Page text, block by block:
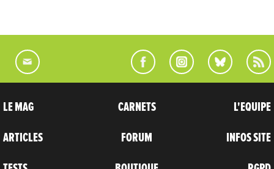
LE MAG
ARTICLES
CARNETS
FORUM
L'EQUIPE
INFOS SITE